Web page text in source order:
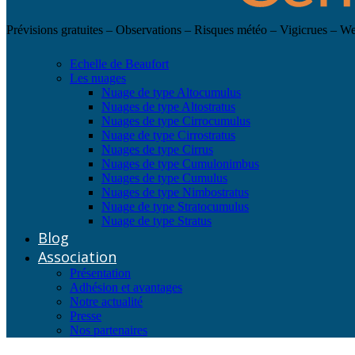
Prévisions gratuites – Observations – Risques météo – Vigicrues –
Echelle de Beaufort
Les nuages
Nuage de type Altocumulus
Nuages de type Altostratus
Nuages de type Cirrocumulus
Nuage de type Cirrostratus
Nuages de type Cirrus
Nuages de type Cumulonimbus
Nuages de type Cumulus
Nuages de type Nimbostratus
Nuage de type Stratocumulus
Nuage de type Stratus
Blog
Association
Présentation
Adhésion et avantages
Notre actualité
Presse
Nos partenaires